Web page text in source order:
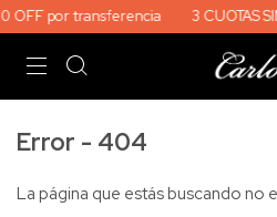
OFF por transferencia 3 CUOTAS
Error - 404
La página que estás buscando no